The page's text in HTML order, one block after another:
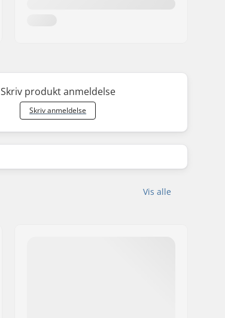
Skriv produkt anmeldelse
Skriv anmeldelse
Vis alle